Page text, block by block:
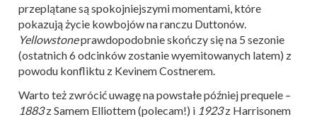
przeplątane są spokojniejszymi momentami, które
pokazują życie kowbojów na ranczu Duttonów.
Yellowstoneprawdopodobnie skończy się na 5 sezonie
(ostatnich 6 odcinków zostanie wyemitowanych latem) z
powodu konfliktu z Kevinem Costnerem.
Warto też zwrócić uwagę na powstałe później prequele –
1883z Samem Elliottem (polecam!) i 1923z Harrisonem